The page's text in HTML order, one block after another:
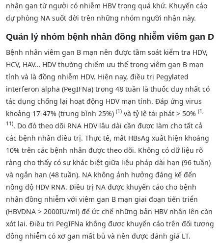
nhận gan từ người có nhiễm HBV trong quá khứ. Khuyến cáo
dự phòng NA suốt đời trên những nhóm người nhận này.
Quản lý nhóm bệnh nhân đồng nhiễm viêm gan D
Bệnh nhân viêm gan B mạn nên được tầm soát kiểm tra HDV,
HCV, HAV… HDV thường chiếm ưu thế trong viêm gan B mạn
tính và là đồng nhiễm HDV. Hiện nay, điều trị Pegylated
interferon alpha (PegIFNa) trong 48 tuần là thuốc duy nhất có
tác dụng chống lại hoạt động HDV mạn tính. Đáp ứng virus
khoảng 17-47% (trung bình 25%) (1) và tỷ lệ tái phát > 50% (1,
11). Do đó theo dõi RNA HDV lâu dài cần được làm cho tất cả
các bệnh nhân điều trị. Thực tế, mất HBsAg xuất hiện khoảng
10% trên các bệnh nhân được theo dõi. Không có dữ liệu rõ
ràng cho thấy có sự khác biệt giữa liệu pháp dài hạn (96 tuần)
và ngắn hạn (48 tuần). NA không ảnh hưởng đáng kế đến
nồng độ HDV RNA. Điều trị NA được khuyến cáo cho bệnh
nhân đồng nhiễm với viêm gan B mạn giai đoạn tiến triển
(HBVDNA > 2000IU/ml) để ức chế những bản HBV nhân lên còn
xót lại. Điều trị PegIFNa không được khuyến cáo trên đối tượng
đồng nhiễm có xơ gan mất bù và nên được đánh giá LT.